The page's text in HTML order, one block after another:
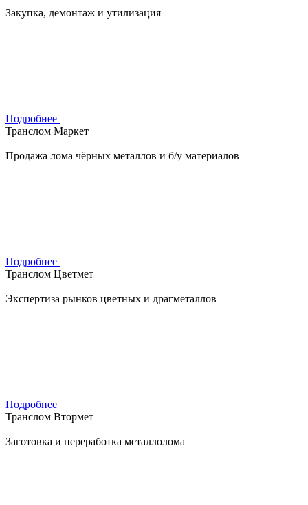
Закупка, демонтаж и утилизация
Подробнее
Транслом Маркет
Продажа лома чёрных металлов и б/у материалов
Подробнее
Транслом Цветмет
Экспертиза рынков цветных и драгметаллов
Подробнее
Транслом Втормет
Заготовка и переработка металлолома